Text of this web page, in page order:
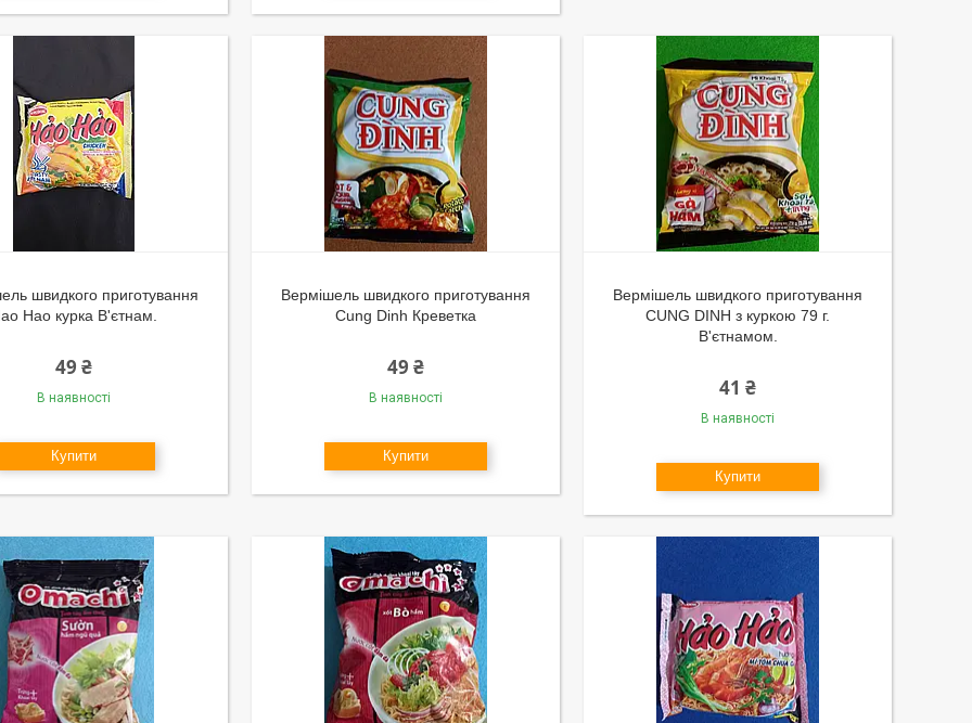
швидкого приготування
Hao курка В'єтнам.
49 ₴
В наявності
Купити
Вермішель швидкого приготування
Cung Dinh Креветка
49 ₴
В наявності
Купити
Вермішель швидкого приготування
CUNG DINH з куркою 79 г.
В'єтнамом.
41 ₴
В наявності
Купити